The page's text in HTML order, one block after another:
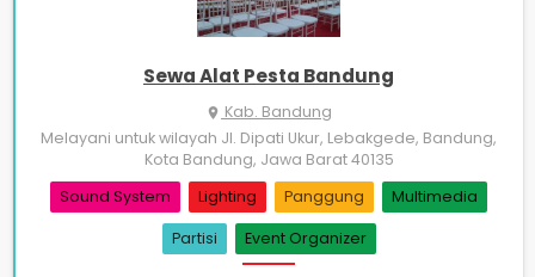
Sewa Alat Pesta Bandung
place Kab. Bandung
Melayani untuk wilayah Jl. Dipati Ukur, Lebakgede, Bandung,
Kota Bandung, Jawa Barat 40135
Sound System
Lighting Panggung Multimedia
Partisi Event Organizer